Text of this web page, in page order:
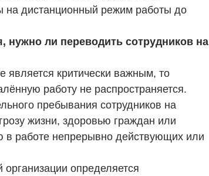
на дистанционный режим работы до
ли переводить сотрудников на
является критически важным, то
работу не распространяется.
пребывания сотрудников на
жизни, здоровью граждан или
в работе непрерывно действующих или
определяется